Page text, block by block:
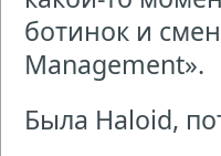
ботинок и
Management».
Была Haloid,